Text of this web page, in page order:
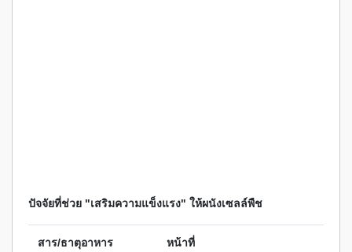
ปัจจัยที่ช่วย "เสริมความแข็งแรง" ให้ผนังเซลล์พืช
สาร/ธาตุอาหาร หน้าที่